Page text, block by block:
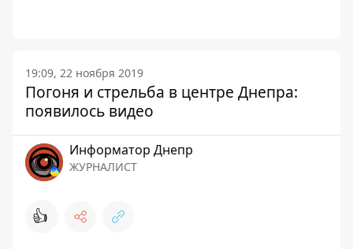
19:09, 22 ноября 2019
Погоня и стрельба в центре Днепра:
появилось видео
Информатор Днепр
ЖУРНАЛИСТ
👍